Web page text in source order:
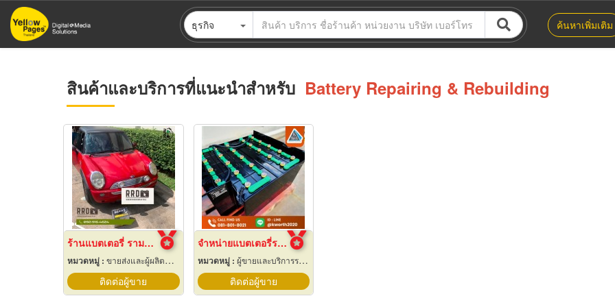
ข้าม
ไป
ธุรกิจ ค้นหาเพิ่มเติม
สินค้าและบริการที่แนะนำสำหรับ Battery Repairing & Rebuilding
ร้านแบตเตอรี่ รามอินทรา
หมวดหมู่ : ขายส่งและผู้ผลิตแบตเตอรี่
ติดต่อผู้ขาย
จำหน่ายแบตเตอรี่รถโฟล์คลิฟท์
หมวดหมู่ : ผู้ขายและบริการรถยก
ติดต่อผู้ขาย